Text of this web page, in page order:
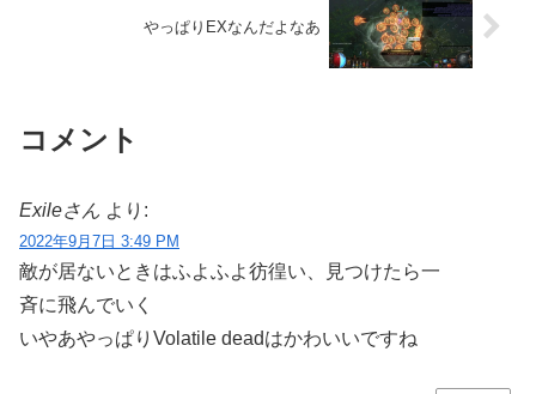
やっぱりEXなんだよなあ
コメント
Exileさん より:
2022年9月7日 3:49 PM
敵が居ないときはふよふよ彷徨い、見つけたら一
斉に飛んでいく
いやあやっぱりVolatile deadはかわいいですね